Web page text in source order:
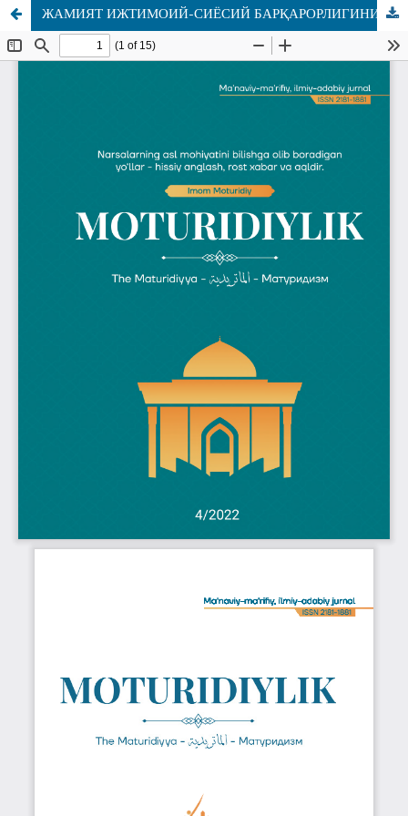
ЖАМИЯТ ИЖТИМОИЙ-СИЁСИЙ БАРҚАРОРЛИГИНИ ТАЪМИНЛАШДА БАҒРИКЕНГЛИК ТАМОЙИЛИНИНГ АҲАМИЯТИ